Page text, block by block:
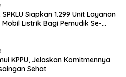
SPKLU Siapkan 1.299 Unit Layanan
Mobil Listrik Bagi Pemudik Se-
KPPU, Jelaskan Komitmennya
Sehat